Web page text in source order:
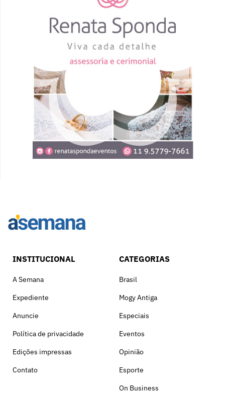
INSTITUCIONAL
A Semana
Expediente
Anuncie
Política de privacidade
Edições impressas
Contato
CATEGORIAS
Brasil
Mogy Antiga
Especiais
Eventos
Opinião
Esporte
On Business